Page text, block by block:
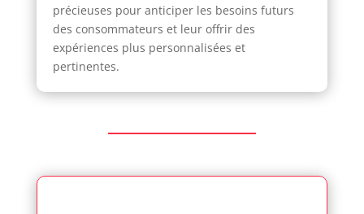
précieuses pour anticiper les besoins futurs
des consommateurs et leur offrir des
expériences plus personnalisées et
pertinentes.